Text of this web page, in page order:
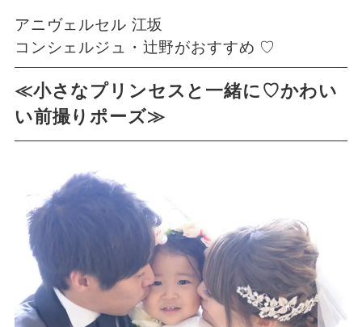
アニヴェルセル 江坂
コンシェルジュ・辻野がおすすめ ♡
≪小さなプリンセスと一緒に♡かわい
い前撮りポーズ≫